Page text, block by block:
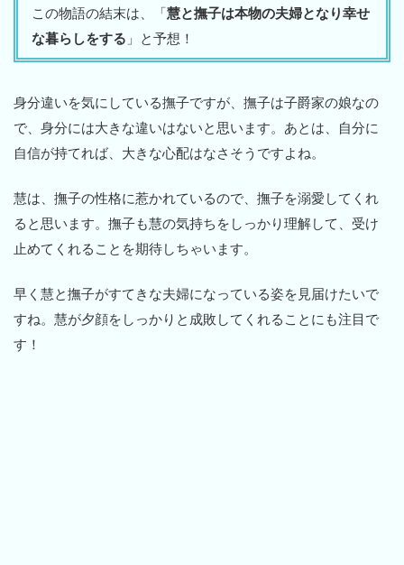
この物語の結末は、「慧と撫子は本物の夫婦となり幸せ
な暮らしをする 」と予想！
身分違いを気にしている撫子ですが、撫子は子爵家の娘なの
で、身分には大きな違いはないと思います。あとは、自分に
自信が持てれば、大きな心配はなさそうですよね。
慧は、撫子の性格に惹かれているので、撫子を溺愛してくれ
ると思います。撫子も慧の気持ちをしっかり理解して、受け
止めてくれることを期待しちゃいます。
早く慧と撫子がすてきな夫婦になっている姿を見届けたいで
すね。慧が夕顔をしっかりと成敗してくれることにも注目で
す！